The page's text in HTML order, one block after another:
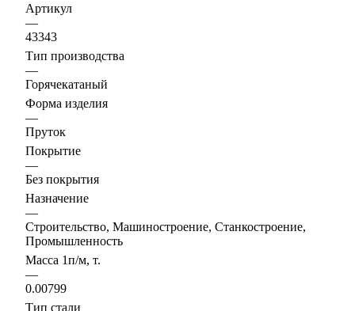
Артикул
—
43343
Тип производства
—
Горячекатаный
Форма изделия
—
Пруток
Покрытие
—
Без покрытия
Назначение
—
Строительство, Машиностроение, Станкостроение,
Промышленность
Масса 1п/м, т.
—
0.00799
Тип стали